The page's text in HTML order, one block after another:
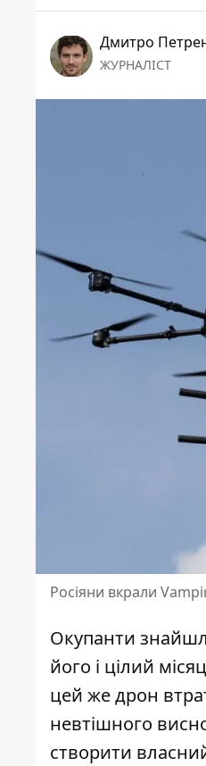
Дмитро
ЖУРНАЛІСТ
Росіяни вкрали
Окупанти
його і цілий
цей же дрон
невтішного
створити